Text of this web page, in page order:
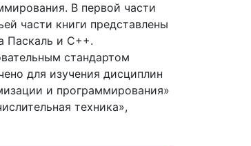
В первой части
части книги представлены
Паскаль и С++.
стандартом
для изучения дисциплин
и программирования»
техника»,